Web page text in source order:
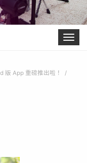
Toggle
版 App 重磅推出啦！